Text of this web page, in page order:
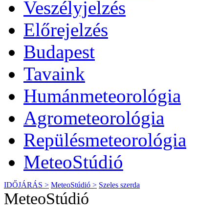
Veszélyjelzés
Előrejelzés
Budapest
Tavaink
Humánmeteorológia
Agrometeorológia
Repülésmeteorológia
MeteoStúdió
IDŐJÁRÁS > MeteoStúdió > Szeles szerda
MeteoStúdió